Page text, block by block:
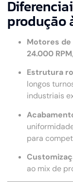
produção
Motores
24.000 RPM
Estrutura
longos
industriais
para
ao mix de